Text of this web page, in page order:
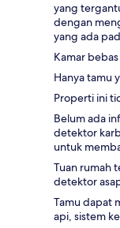
yang
dengan
yang ada
Kamar
Hanya tamu
Properti ini
Belum ada
detektor
untuk
Tuan rumah
detektor
Tamu dapat
api, sistem